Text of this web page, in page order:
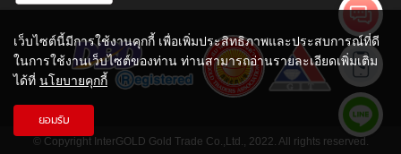
© Copyright InterGOLD Gold Trade Co.,Ltd., 2022. All rights reserved.
เว็บไซต์นี้มีการใช้งานคุกกี้ เพื่อเพิ่มประสิทธิภาพและประสบการณ์ที่ดี
ในการใช้งานเว็บไซต์ของท่าน ท่านสามารถอ่านรายละเอียดเพิ่มเติม
ได้ที่ นโยบายคุกกี้
ยอมรับ